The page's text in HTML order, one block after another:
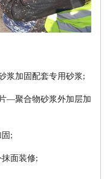
浆加固配套专用砂浆;
—聚合物砂浆外加层加
;
面装修;